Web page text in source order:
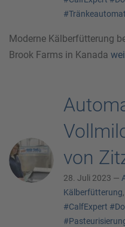
#Tränkeautomat
Moderne Kälberfütterung
Brook Farms in Kanada
von
28. Juli 2023 —
Kälberfütterung,
#CalfExpert